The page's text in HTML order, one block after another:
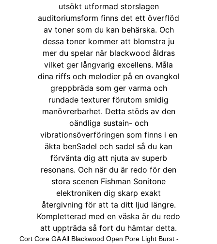
Cort Core GA All Blackwood Open Pore Light Burst -